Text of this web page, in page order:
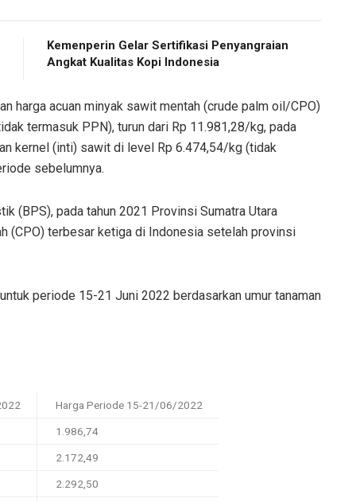
Kemenperin Gelar Sertifikasi Penyangraian
Angkat Kualitas Kopi Indonesia
harga acuan minyak sawit mentah (crude palm oil/CPO)
termasuk PPN), turun dari Rp 11.981,28/kg, pada
kernel (inti) sawit di level Rp 6.474,54/kg (tidak
sebelumnya.
(BPS), pada tahun 2021 Provinsi Sumatra Utara
(CPO) terbesar ketiga di Indonesia setelah provinsi
periode 15-21 Juni 2022 berdasarkan umur tanaman
Harga Periode 15-21/06/2022
1.986,74
2.172,49
2.292,50